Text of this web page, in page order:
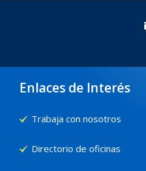
Enlaces de Interés
Trabaja con nosotros
Directorio de oficinas